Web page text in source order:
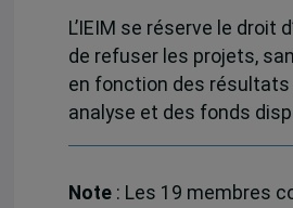
L’IEIM se réserve le droit
de refuser les projets,
en fonction des résultats
analyse et des fonds
Note: Les 19 membres